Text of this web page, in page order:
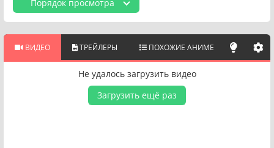
Порядок просмотра
ВИДЕО ТРЕЙЛЕРЫ ПОХОЖИЕ АНИМЕ
Не удалось загрузить видео
Загрузить ещё раз